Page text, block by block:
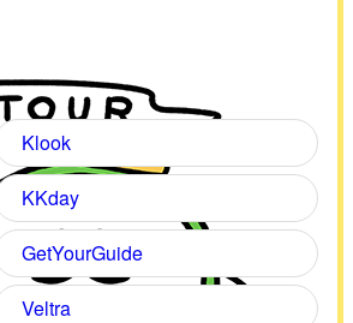
Klook
KKday
GetYourGuide
Veltra